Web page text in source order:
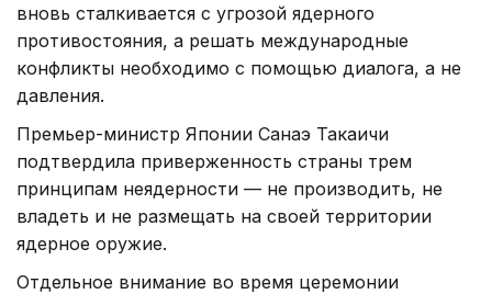
вновь сталкивается с угрозой ядерного
противостояния, а решать международные
конфликты необходимо с помощью диалога, а не
давления.
Премьер-министр Японии Санаэ Такаичи
подтвердила приверженность страны трем
принципам неядерности — не производить, не
владеть и не размещать на своей территории
ядерное оружие.
Отдельное внимание во время церемонии